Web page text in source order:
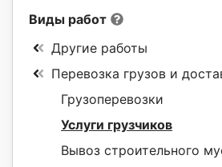
Виды работ
Другие работы
Перевозка грузов и
Грузоперевозки
Услуги грузчиков
Вывоз строительного